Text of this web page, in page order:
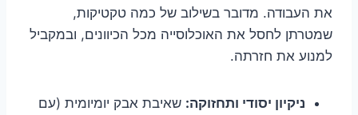
את העבודה. מדובר בשילוב של כמה טקטיקות,
שמטרתן לחסל את האוכלוסייה מכל הכיוונים, ובמקביל
למנוע את חזרתה.
ניקיון יסודי ותחזוקה: שאיבת אבק יומיומית (עם